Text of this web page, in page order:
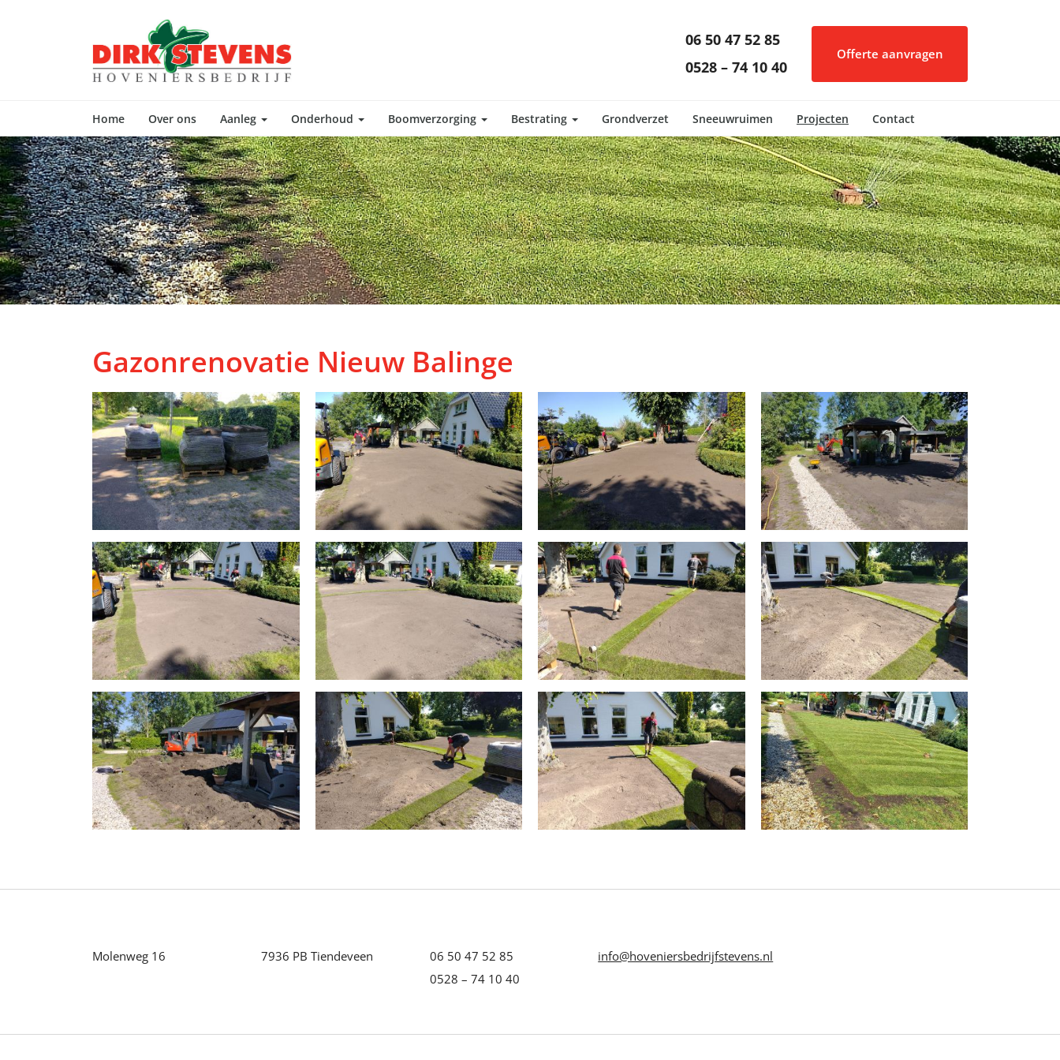
Offerte aanvragen
06 50 47 52 85
0528 – 74 10 40
Home Over ons Aanleg Onderhoud Boomverzorging Bestrating Grondverzet Sneeuwruimen Projecten Contact
Gazonrenovatie Nieuw Balinge
Molenweg 16 7936 PB Tiendeveen
06 50 47 52 85
0528 – 74 10 40
info@hoveniersbedrijfstevens.nl